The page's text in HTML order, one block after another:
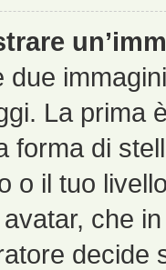
La prima
forma di
o il tuo
che